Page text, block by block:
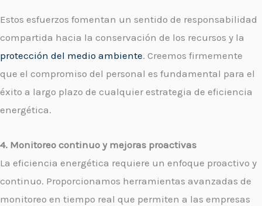
Estos esfuerzos fomentan un sentido de responsabilidad
compartida hacia la conservación de los recursos y la
protección del medio ambiente. Creemos firmemente
que el compromiso del personal es fundamental para el
éxito a largo plazo de cualquier estrategia de eficiencia
energética.
4. Monitoreo continuo y mejoras proactivas
La eficiencia energética requiere un enfoque proactivo y
continuo. Proporcionamos herramientas avanzadas de
monitoreo en tiempo real que permiten a las empresas